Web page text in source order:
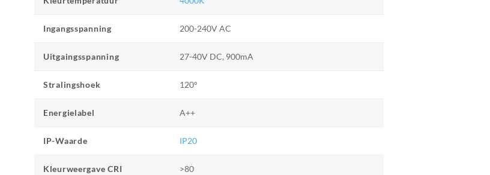
Ingangsspanning 200-240V AC
Uitgaingsspanning 27-40V DC, 900mA
Stralingshoek 120°
Energielabel A++
IP-Waarde IP20
Kleurweergave CRI >80